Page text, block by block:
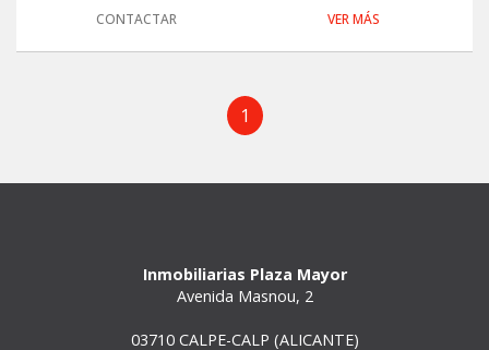
CONTACTAR VER MÁS
1
Inmobiliarias Plaza Mayor
Avenida Masnou, 2
03710 CALPE-CALP (ALICANTE)